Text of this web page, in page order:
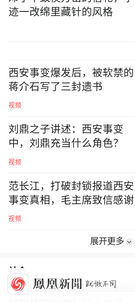
迹一改绵里藏针的风格
西安事变爆发后，被软禁的
蒋介石写了三封遗书
视频
刘鼎之子讲述：西安事变
中，刘鼎充当什么角色？
视频
范长江，打破封锁报道西安
事变真相，毛主席致信感谢
视频
展开更多
社会